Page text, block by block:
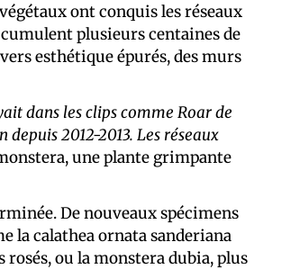
ont conquis les réseaux
plusieurs centaines de
esthétique épurés, des murs
dans les clips comme Roar de
2012-2013. Les réseaux
une plante grimpante
De nouveaux spécimens
la calathea ornata sanderiana
ou la monstera dubia, plus